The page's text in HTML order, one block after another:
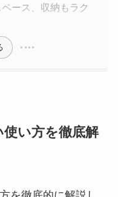
ース、収納もラク
い方を徹底解